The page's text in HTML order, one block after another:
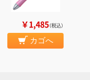
￥1,485（税込）
カゴへ